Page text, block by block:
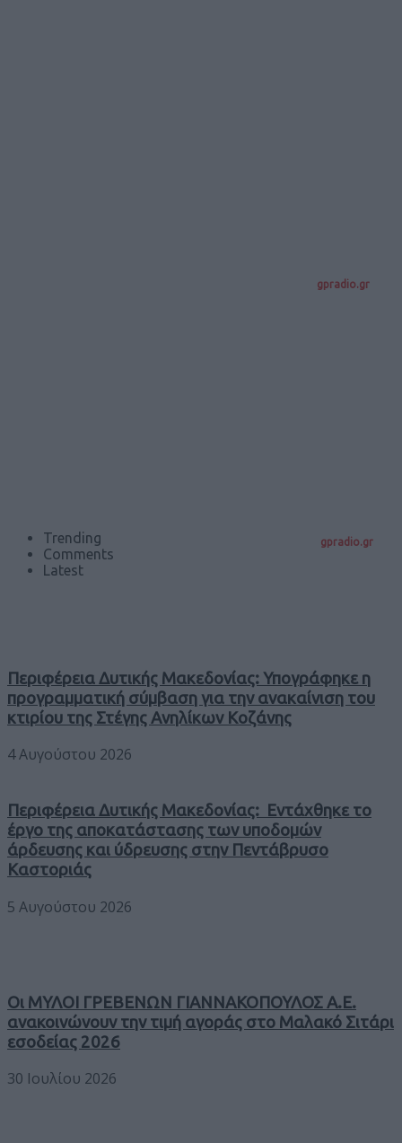
gpradio.gr
Trending
Comments
Latest
Περιφέρεια Δυτικής Μακεδονίας: Υπογράφηκε η
προγραμματική σύμβαση για την ανακαίνιση του
κτιρίου της Στέγης Ανηλίκων Κοζάνης
4 Αυγούστου 2026
Περιφέρεια Δυτικής Μακεδονίας: Εντάχθηκε το
έργο της αποκατάστασης των υποδομών
άρδευσης και ύδρευσης στην Πεντάβρυσο
Καστοριάς
5 Αυγούστου 2026
Οι ΜΥΛΟΙ ΓΡΕΒΕΝΩΝ ΓΙΑΝΝΑΚΟΠΟΥΛΟΣ Α.Ε.
ανακοινώνουν την τιμή αγοράς στο Μαλακό Σιτάρι
εσοδείας 2026
30 Ιουλίου 2026
gpradio.gr